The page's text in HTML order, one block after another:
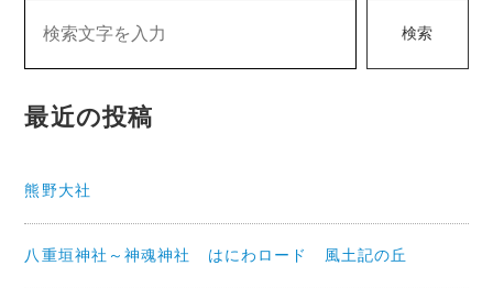
ビ
ー
ン
検索
最近の投稿
熊野大社
八重垣神社～神魂神社 はにわロード 風土記の丘